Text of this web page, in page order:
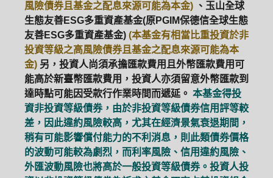
風險債券且基金之配息來源可能為本金) 、玉山全球
生態友善ESG多重資產基金(原PGIM保德信全球生態
友善ESG多重資產基金) (本基金有相當比重投資於非
投資等級之高風險債券且基金之配息來源可能為本
金) 另，投資人尚須承擔匯款費用且外幣匯款費用可
能高於新臺幣匯款費用，投資人亦須留意外幣匯款到
達時點可能因受款行作業時間而遞延。 本基金得投
資非投資等級債券，由於非投資等級債券信用評等較
差，因此違約風險較高，尤其在經濟景氣衰退期間，
稍有可能影響償付能力的不利消息，則此類債券價格
的波動可能較為劇烈，而利率風險、信用違約風險、
外匯波動風險也將高於一般投資等級債券。投資人投